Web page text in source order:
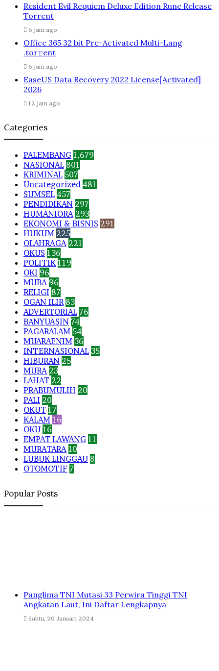
Resident Evil Requiem Deluxe Edition Rune Release
Torrent
6 jam ago
Office 365 32 bit Pre-Activated Multi-Lang
.tоr𝚛еnt
6 jam ago
EaseUS Data Recovery 2022 License[Activated]
2026
12 jam ago
Categories
PALEMBANG 1,679
NASIONAL 801
KRIMINAL 507
Uncategorized 481
SUMSEL 457
PENDIDIKAN 297
HUMANIORA 293
EKONOMI & BISNIS 291
HUKUM 225
OLAHRAGA 221
OKUS 136
POLITIK 119
OKI 96
MUBA 96
RELIGI 87
OGAN ILIR 83
ADVERTORIAL 76
BANYUASIN 74
PAGARALAM 54
MUARAENIM 36
INTERNASIONAL 35
HIBURAN 25
MURA 23
LAHAT 22
PRABUMULIH 20
PALI 20
OKUT 17
KALAM 16
OKU 16
EMPAT LAWANG 11
MURATARA 10
LUBUK LINGGAU 8
OTOMOTIF 7
Popular Posts
Panglima TNI Mutasi 33 Perwira Tinggi TNI
Angkatan Laut, Ini Daftar Lengkapnya
Sabtu, 20 Januari 2024